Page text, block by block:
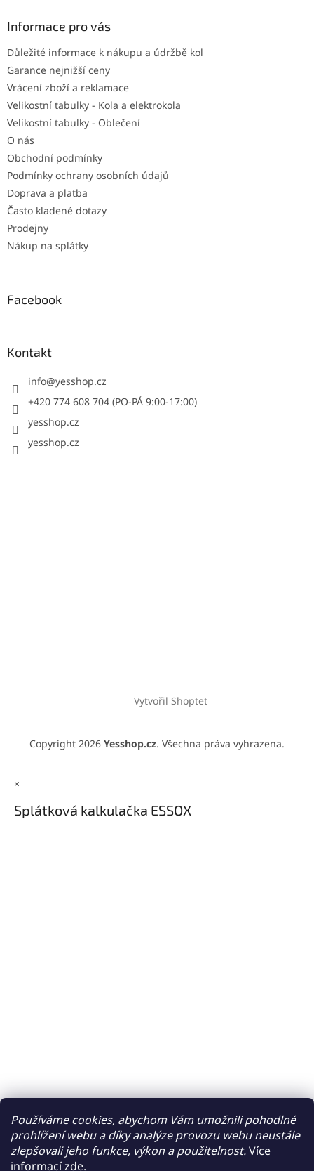
Používáme cookies, abychom Vám umožnili pohodlné
prohlížení webu a díky analýze provozu webu neustále
zlepšovali jeho funkce, výkon a použitelnost.Více
informacízde.
Informace pro vás
Důležité informace k nákupu a údržbě kol
Garance nejnižší ceny
Vrácení zboží a reklamace
Velikostní tabulky - Kola a elektrokola
Velikostní tabulky - Oblečení
O nás
Obchodní podmínky
Podmínky ochrany osobních údajů
Doprava a platba
Často kladené dotazy
Prodejny
Nákup na splátky
Facebook
Kontakt
info@yesshop.cz
+420 774 608 704 (PO-PÁ 9:00-17:00)
yesshop.cz
yesshop.cz
Vytvořil Shoptet
Copyright 2026 Yesshop.cz. Všechna práva vyhrazena.
×
Splátková kalkulačka ESSOX